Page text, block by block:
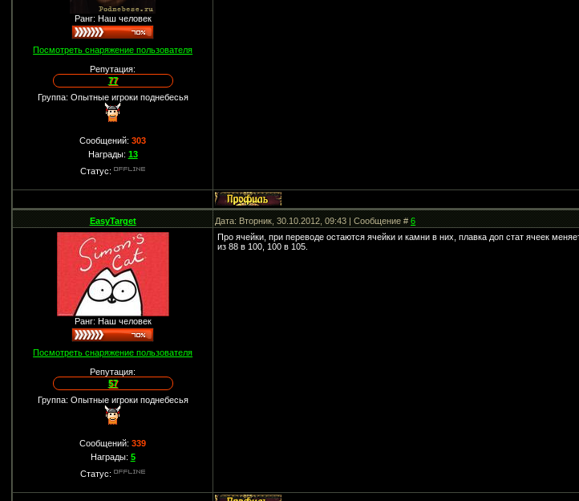
Ранг: Наш человек
Посмотреть снаряжение пользователя
Репутация:
77
Группа: Опытные игроки поднебесья
Сообщений:303
Награды: 13
Статус:
EasyTarget Дата: Вторник, 30.10.2012, 09:43 | Сообщение #6
Ранг: Наш человек
Посмотреть снаряжение пользователя
Репутация:
57
Группа: Опытные игроки поднебесья
Сообщений:339
Награды: 5
Статус:
Про ячейки, при переводе остаются ячейки и камни в них, плавка доп стат ячеек
из 88 в 100, 100 в 105.